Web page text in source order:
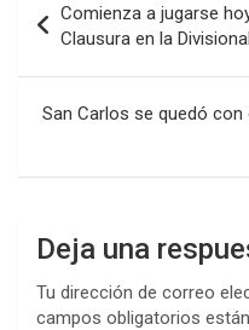
o
o
k
A
p
p
n
de
entradas
Comienza a jugarse
Clausura en la
San Carlos se quedó
Deja una
Tu dirección de correo
campos obligatorios